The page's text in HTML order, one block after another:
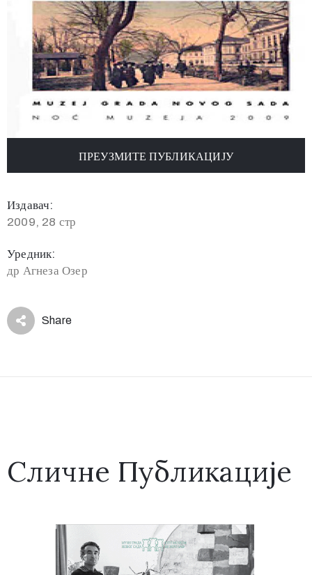
ПРЕУЗМИТЕ ПУБЛИКАЦИЈУ
Издавач:
2009, 28 стр
Уредник:
др Агнеза Озер
Share
Сличне Публикације